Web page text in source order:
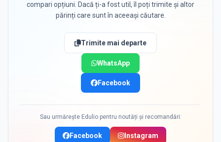
compari opțiuni. Dacă ți-a fost util, îl poți trimite și altor
părinți care sunt în aceeași căutare.
Trimite mai departe
WhatsApp
Facebook
Sau urmărește Edulio pentru noutăți și recomandări:
Facebook Instagram